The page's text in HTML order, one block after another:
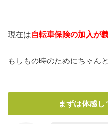
現在は自転車保険の加入が
もしもの時のためにちゃん
まずは体感